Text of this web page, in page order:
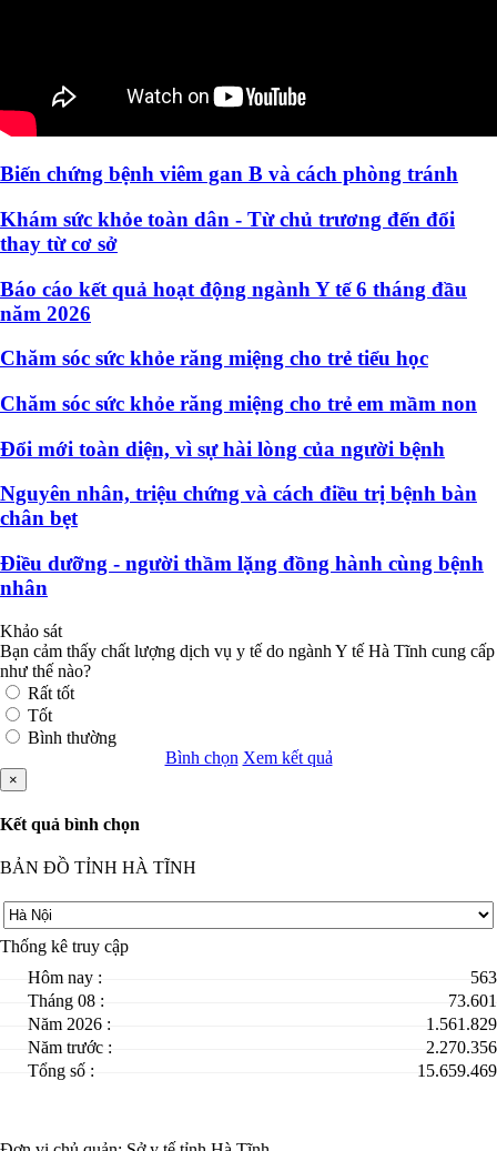
Biến chứng bệnh viêm gan B và cách phòng tránh
Khám sức khỏe toàn dân - Từ chủ trương đến đổi
thay từ cơ sở
Báo cáo kết quả hoạt động ngành Y tế 6 tháng đầu
năm 2026
Chăm sóc sức khỏe răng miệng cho trẻ tiểu học
Chăm sóc sức khỏe răng miệng cho trẻ em mầm non
Đổi mới toàn diện, vì sự hài lòng của người bệnh
Nguyên nhân, triệu chứng và cách điều trị bệnh bàn
chân bẹt
Điều dưỡng - người thầm lặng đồng hành cùng bệnh
nhân
Khảo sát
Bạn cảm thấy chất lượng dịch vụ y tế do ngành Y tế Hà Tĩnh cung cấp
như thế nào?
Rất tốt
Tốt
Bình thường
Bình chọn Xem kết quả
×
Kết quả bình chọn
BẢN ĐỒ TỈNH HÀ TĨNH
Thống kê truy cập
Hôm nay :
563
Tháng 08 :
73.601
Năm 2026 :
1.561.829
Năm trước :
2.270.356
Tổng số :
15.659.469